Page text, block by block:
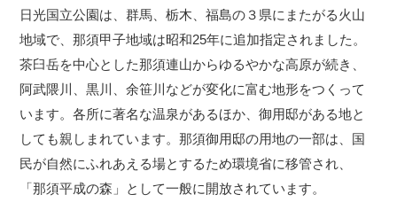
日光国立公園は、群馬、栃木、福島の３県にまたがる火山
地域で、那須甲子地域は昭和25年に追加指定されました。
茶臼岳を中心とした那須連山からゆるやかな高原が続き、
阿武隈川、黒川、余笹川などが変化に富む地形をつくって
います。各所に著名な温泉があるほか、御用邸がある地と
しても親しまれています。那須御用邸の用地の一部は、国
民が自然にふれあえる場とするため環境省に移管され、
「那須平成の森」として一般に開放されています。